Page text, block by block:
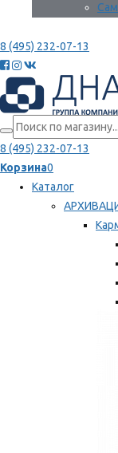
8 (495) 232-07-13
8 (495) 232-07-13
Корзина0
Каталог
Мы